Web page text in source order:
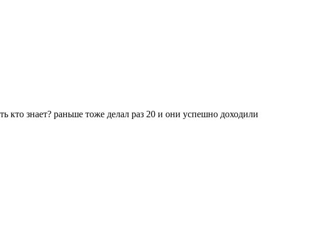
кто знает? раньше тоже делал раз 20 и они успешно доходили